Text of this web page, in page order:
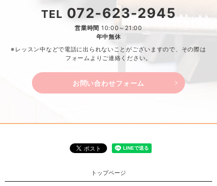
TEL 072-623-2945
営業時間 10:00～21:00
年中無休
※レッスン中などで電話に出られないことがございますので、 その際は
フォームよりご連絡ください。
お問い合わせフォーム
トップページ